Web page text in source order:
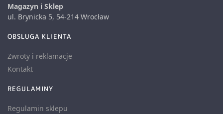
Magazyn i Sklep
ul. Brynicka 5, 54-214 Wrocław
OBSLUGA KLIENTA
Zwroty i reklamacje
Kontakt
REGULAMINY
Regulamin sklepu